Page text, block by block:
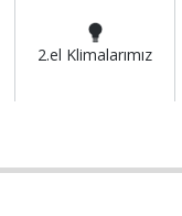
2.el Klimalarımız